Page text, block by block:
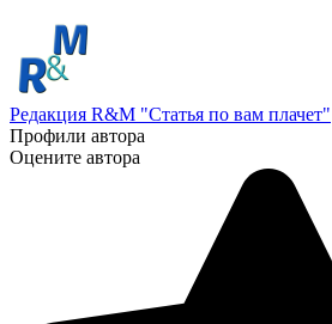
Редакция R&M "Статья по вам плачет"
Профили автора
Оцените автора